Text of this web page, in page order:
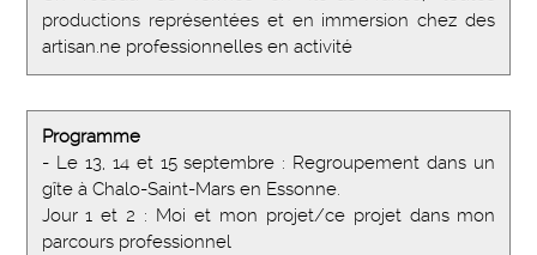
productions représentées et en immersion chez des
artisan.ne professionnelles en activité
Programme
- Le 13, 14 et 15 septembre : Regroupement dans un
gîte à Chalo-Saint-Mars en Essonne.
Jour 1 et 2 : Moi et mon projet/ce projet dans mon
parcours professionnel